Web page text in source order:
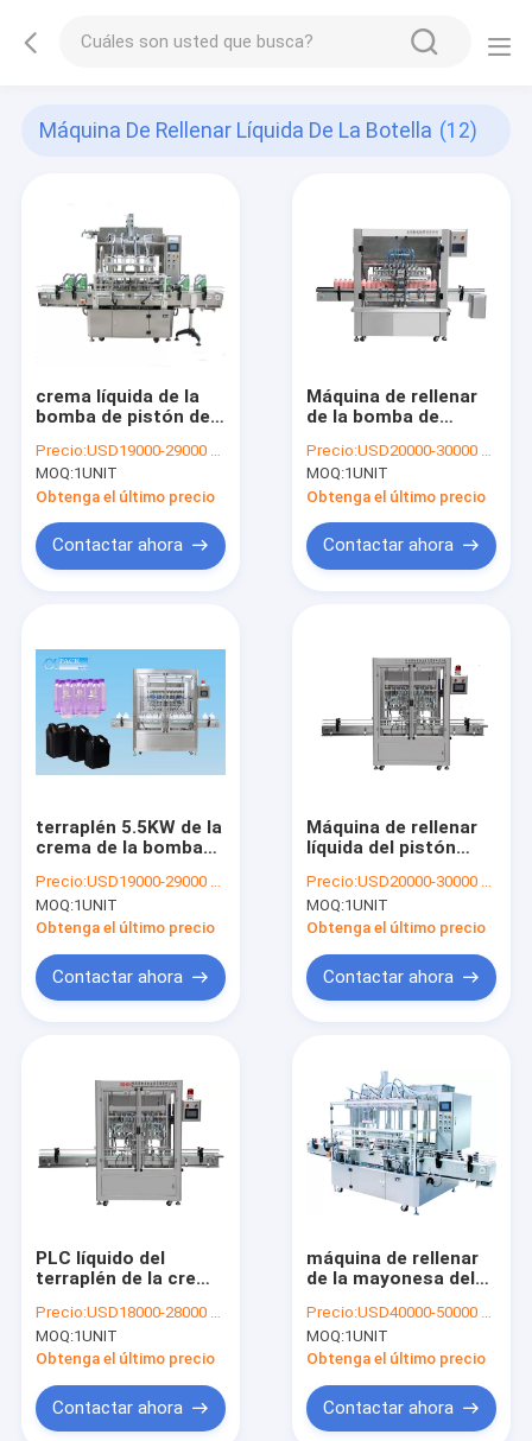
Máquina De Rellenar Líquida De La Botella (12)
crema líquida de la
bomba de pistón de
rellenar de la botella
de 50ml 0.6Mpa que
llena 8 bocas
Precio:USD19000-29000 per unit
MOQ:1UNIT
Obtenga el último precio
Contactar ahora
Máquina de rellenar
de la bomba de
5.5KW, servo
automático de la
máquina de
embotellado 0.4Mpa
Precio:USD20000-30000 per unit
MOQ:1UNIT
Obtenga el último precio
Contactar ahora
terraplén 5.5KW de la
crema de la bomba
de 60bpm
60bottles/Min Bottle
Liquid Filling Machine
Precio:USD19000-29000 per unit
MOQ:1UNIT
Obtenga el último precio
Contactar ahora
Máquina de rellenar
líquida del pistón
relleno líquida
automática de
1000ml
Precio:USD20000-30000 per unit
MOQ:1UNIT
Obtenga el último precio
Contactar ahora
PLC líquido del
terraplén de la crema
pistón del cilindro de
la máquina de
rellenar de la botella
Precio:USD18000-28000 per unit
MOQ:1UNIT
Obtenga el último precio
Contactar ahora
máquina de rellenar
de la mayonesa del
líquido automático
de la máquina de
rellenar SUS316
Precio:USD40000-50000 per unit
MOQ:1UNIT
Obtenga el último precio
Contactar ahora